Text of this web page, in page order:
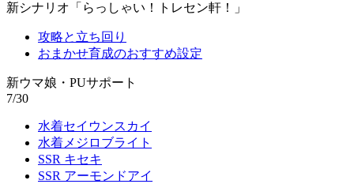
新シナリオ「らっしゃい！トレセン軒！」
攻略と立ち回り
おまかせ育成のおすすめ設定
新ウマ娘・PUサポート
7/30
水着セイウンスカイ
水着メジロブライト
SSR キセキ
SSR アーモンドアイ